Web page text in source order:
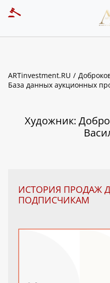
ARTinvestment.RU
База данных аукционных
Художник:
ИСТОРИЯ ПРОДАЖ
ПОДПИСЧИКАМ